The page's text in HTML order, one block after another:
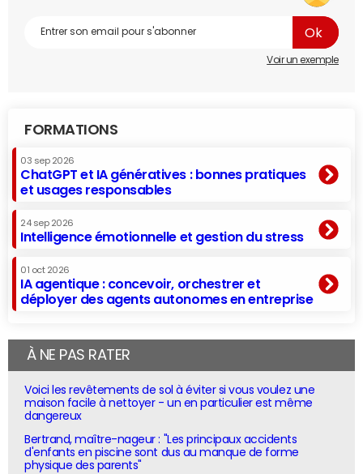
Voir un exemple
FORMATIONS
03 sep 2026
ChatGPT et IA génératives : bonnes pratiques
et usages responsables
24 sep 2026
Intelligence émotionnelle et gestion du stress
01 oct 2026
IA agentique : concevoir, orchestrer et
déployer des agents autonomes en entreprise
À NE PAS RATER
Voici les revêtements de sol à éviter si vous voulez une
maison facile à nettoyer - un en particulier est même
dangereux
Bertrand, maître-nageur : "Les principaux accidents
d'enfants en piscine sont dus au manque de forme
physique des parents"